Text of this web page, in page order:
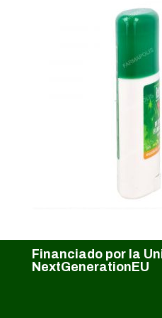
Financiado por la
NextGenerationEU